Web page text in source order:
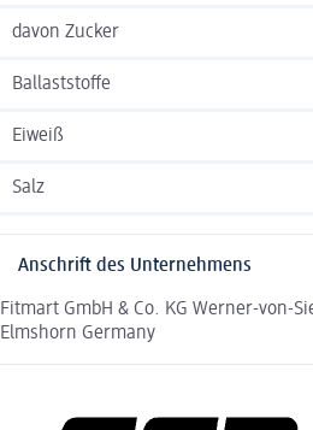
davon Zucker
Ballaststoffe
Eiweiß
Salz
Anschrift des Unternehmens
Fitmart GmbH & Co. KG Werner-von-
Elmshorn Germany